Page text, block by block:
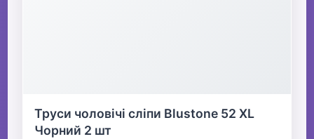
Труси чоловічі сліпи Blustone 52 XL
Чорний 2 шт